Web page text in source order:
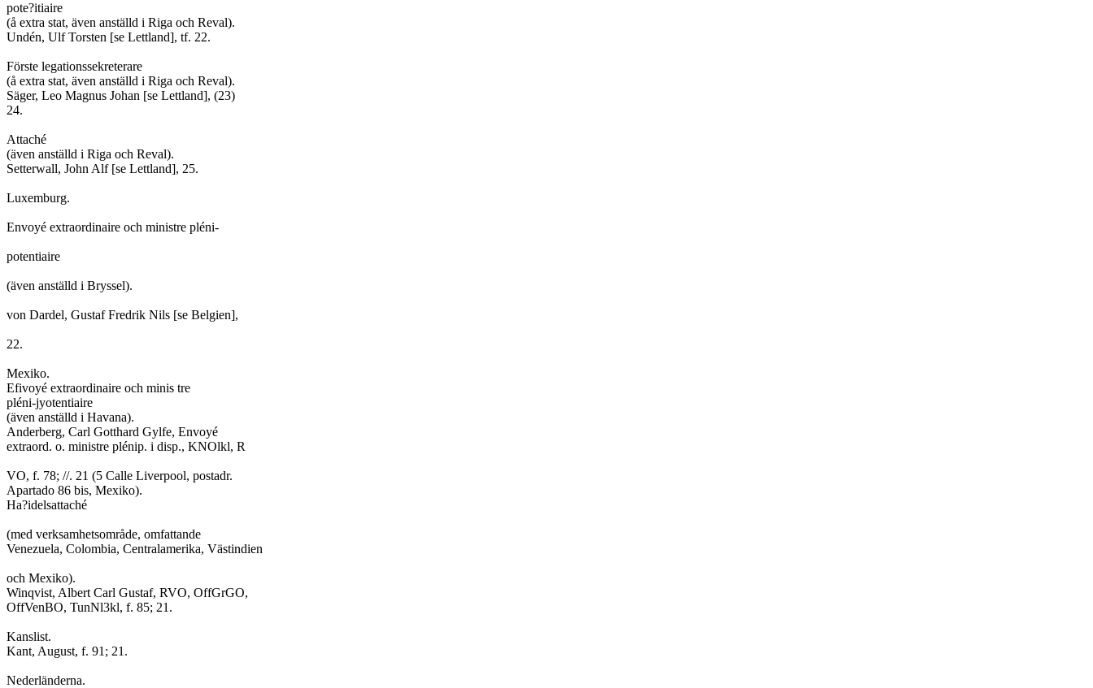
pote?itiaire
(å extra stat, även anställd i Riga och Reval).
Undén, Ulf Torsten [se Lettland], tf. 22.
Förste legationssekreterare
(å extra stat, även anställd i Riga och Reval).
Säger, Leo Magnus Johan [se Lettland], (23)
24.
Attaché
(även anställd i Riga och Reval).
Setterwall, John Alf [se Lettland], 25.
Luxemburg.
Envoyé extraordinaire och ministre pléni-
potentiaire
(även anställd i Bryssel).
von Dardel, Gustaf Fredrik Nils [se Belgien],
22.
Mexiko.
Efivoyé extraordinaire och minis tre
pléni-jyotentiaire
(även anställd i Havana).
Anderberg, Carl Gotthard Gylfe, Envoyé
extraord. o. ministre plénip. i disp., KNOlkl, R
VO, f. 78; //. 21 (5 Calle Liverpool, postadr.
Apartado 86 bis, Mexiko).
Ha?idelsattaché
(med verksamhetsområde, omfattande
Venezuela, Colombia, Centralamerika, Västindien
och Mexiko).
Winqvist, Albert Carl Gustaf, RVO, OffGrGO,
OffVenBO, TunNl3kl, f. 85; 21.
Kanslist.
Kant, August, f. 91; 21.
Nederländerna.